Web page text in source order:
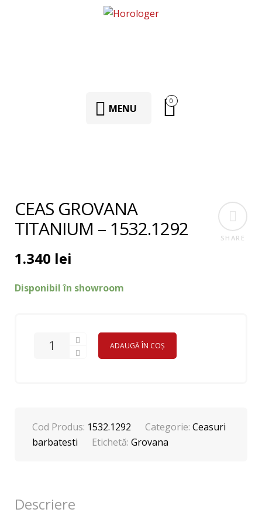
MENU
0
SHARE
CEAS GROVANA
TITANIUM – 1532.1292
1.340 lei
Disponibil în showroom
ADAUGĂ ÎN COȘ
Cod Produs: 1532.1292 Categorie: Ceasuri
barbatesti
Etichetă: Grovana
Descriere